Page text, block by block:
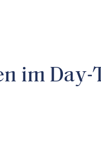
im Day-